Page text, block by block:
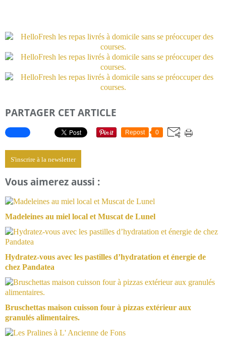
PARTAGER CET ARTICLE
Repost 0
S'inscrire à la newsletter
Vous aimerez aussi :
Madeleines au miel local et Muscat de Lunel
Hydratez-vous avec les pastilles d’hydratation et énergie de
chez Pandatea
Bruschettas maison cuisson four à pizzas extérieur aux
granulés alimentaires.